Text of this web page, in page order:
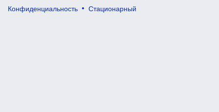
Конфиденциальность
Стационарный